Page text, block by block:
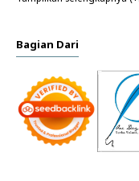
Bagian Dari